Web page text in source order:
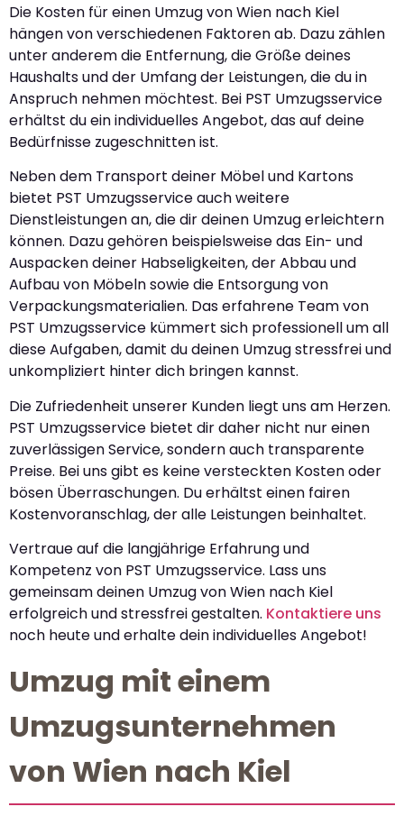
Die Kosten für einen Umzug von Wien nach Kiel
hängen von verschiedenen Faktoren ab. Dazu zählen
unter anderem die Entfernung, die Größe deines
Haushalts und der Umfang der Leistungen, die du in
Anspruch nehmen möchtest. Bei PST Umzugsservice
erhältst du ein individuelles Angebot, das auf deine
Bedürfnisse zugeschnitten ist.
Neben dem Transport deiner Möbel und Kartons
bietet PST Umzugsservice auch weitere
Dienstleistungen an, die dir deinen Umzug erleichtern
können. Dazu gehören beispielsweise das Ein- und
Auspacken deiner Habseligkeiten, der Abbau und
Aufbau von Möbeln sowie die Entsorgung von
Verpackungsmaterialien. Das erfahrene Team von
PST Umzugsservice kümmert sich professionell um all
diese Aufgaben, damit du deinen Umzug stressfrei und
unkompliziert hinter dich bringen kannst.
Die Zufriedenheit unserer Kunden liegt uns am Herzen.
PST Umzugsservice bietet dir daher nicht nur einen
zuverlässigen Service, sondern auch transparente
Preise. Bei uns gibt es keine versteckten Kosten oder
bösen Überraschungen. Du erhältst einen fairen
Kostenvoranschlag, der alle Leistungen beinhaltet.
Vertraue auf die langjährige Erfahrung und
Kompetenz von PST Umzugsservice. Lass uns
gemeinsam deinen Umzug von Wien nach Kiel
erfolgreich und stressfrei gestalten. Kontaktiere uns
noch heute und erhalte dein individuelles Angebot!
Umzug mit einem
Umzugsunternehmen
von Wien nach Kiel